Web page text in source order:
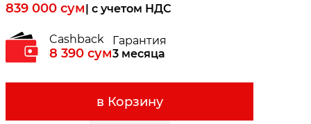
839 000 сум| c учетом НДС
Cashback
8 390 сум
Гарантия
3 месяца
в Корзину